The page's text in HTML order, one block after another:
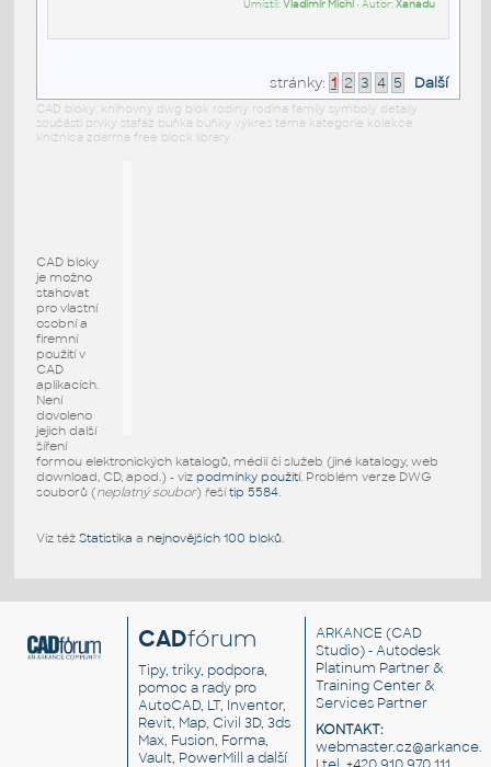
Umístil:Vladimír Michl • Autor:Xanadu
stránky: 1 2 3 4 5 Další
CAD bloky: knihovny dwg blok rodiny rodina family symboly detaily
součásti prvky stafáž buňka buňky výkres téma kategorie kolekce
knižnica zdarma free block library
CAD bloky
je možno
stahovat
pro vlastní
osobní a
firemní
použití v
CAD
aplikacích.
Není
dovoleno
jejich další
šíření
formou elektronických katalogů, médií či služeb (jiné katalogy, web
download, CD, apod.) - viz podmínky použití. Problém verze DWG
souborů (neplatný soubor) řešítip 5584.
Viz též Statistika a nejnovějších 100 bloků.
CADfórum
Tipy, triky, podpora,
pomoc a rady pro
AutoCAD, LT, Inventor,
Revit, Map, Civil 3D, 3ds
Max, Fusion, Forma,
Vault, PowerMill a další
ARKANCE (CAD
Studio) - Autodesk
Platinum Partner &
Training Center &
Services Partner
KONTAKT: